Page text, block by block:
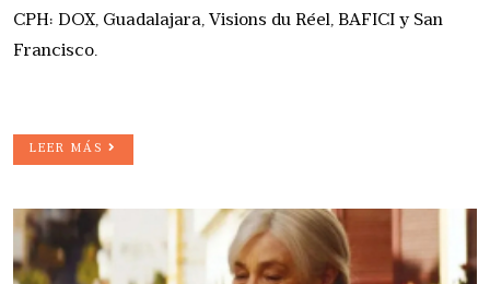
CPH: DOX, Guadalajara, Visions du Réel, BAFICI y San
Francisco.
LEER MÁS